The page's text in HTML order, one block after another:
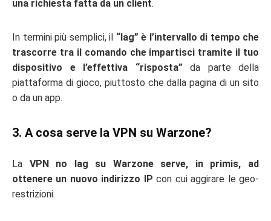
una richiesta fatta da un client.
In termini più semplici, il “lag” è l’intervallo di tempo che
trascorre tra il comando che impartisci tramite il tuo
dispositivo e l’effettiva “risposta” da parte della
piattaforma di gioco, piuttosto che dalla pagina di un sito
o da un app.
3. A cosa serve la VPN su Warzone?
La VPN no lag su Warzone serve, in primis, ad
ottenere un nuovo indirizzo IP con cui aggirare le geo-
restrizioni.